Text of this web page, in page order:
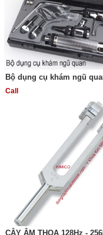
Bộ dụng cụ khám ngũ
Call
CÂY ÂM THOA 128Hz -